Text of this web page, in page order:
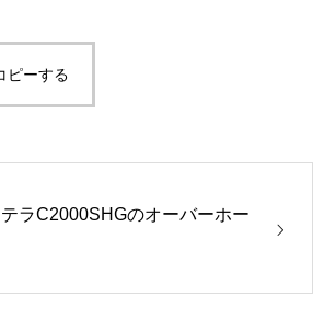
ピーする
ラC2000SHGのオーバーホー